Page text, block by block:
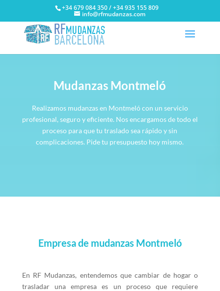
+34 679 084 350 / +34 935 155 809
info@rfmudanzas.com
Mudanzas Montmeló
Realizamos mudanzas en Montmeló con un servicio
profesional, seguro y eficiente. Nos encargamos de todo el
proceso para que tu traslado sea rápido y sin
complicaciones. Pide tu presupuesto hoy mismo.
Empresa de mudanzas Montmeló
En RF Mudanzas, entendemos que cambiar de hogar o
trasladar una empresa es un proceso que requiere